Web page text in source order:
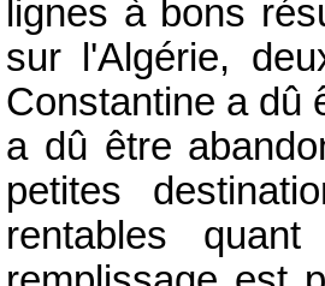
lignes à bons
sur l'Algérie,
Constantine a dû
a dû être
petites
rentables